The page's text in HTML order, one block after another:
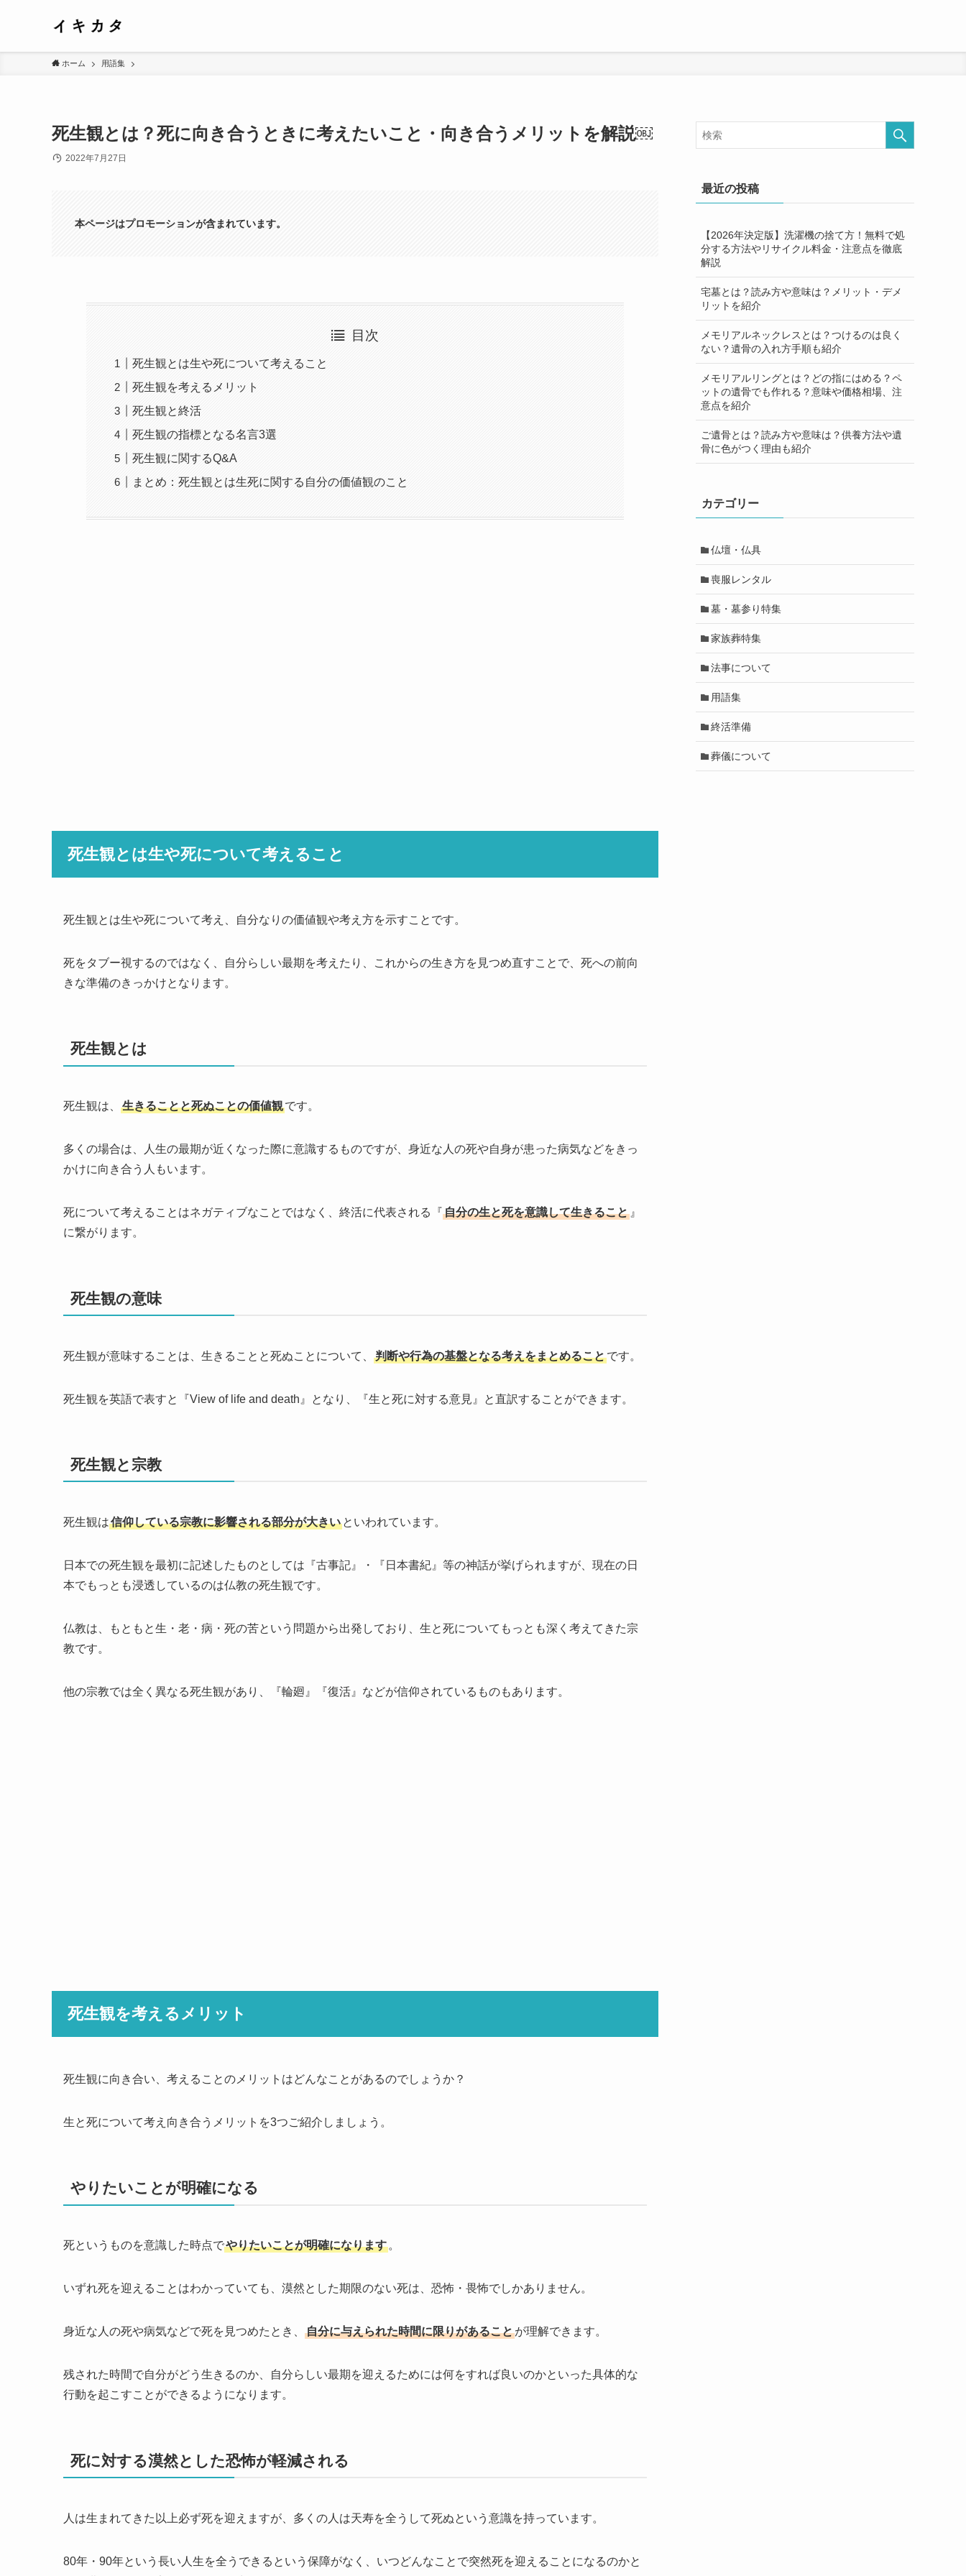
ホーム 用語集
死生観とは？死に向き合うときに考えたいこと・向き合うメリットを解説￼
2022年7月27日
本ページはプロモーションが含まれています。
目次
死生観とは生や死について考えること
死生観を考えるメリット
死生観と終活
死生観の指標となる名言3選
死生観に関するQ&A
まとめ：死生観とは生死に関する自分の価値観のこと
死生観とは生や死について考えること
死生観とは生や死について考え、自分なりの価値観や考え方を示すことです。
死をタブー視するのではなく、自分らしい最期を考えたり、これからの生き方を見つめ直すことで、死への前向
きな準備のきっかけとなります。
死生観とは
死生観は、 生きることと死ぬことの価値観です。
多くの場合は、人生の最期が近くなった際に意識するものですが、身近な人の死や自身が患った病気などをきっ
かけに向き合う人もいます。
死について考えることはネガティブなことではなく、終活に代表される『自分の生と死を意識して生きること 』
に繋がります。
死生観の意味
死生観が意味することは、生きることと死ぬことについて、 判断や行為の基盤となる考えをまとめることです。
死生観を英語で表すと『View of life and death』となり、『生と死に対する意見』と直訳することができます。
死生観と宗教
死生観は信仰している宗教に影響される部分が大きい といわれています。
日本での死生観を最初に記述したものとしては『古事記』・『日本書紀』等の神話が挙げられますが、現在の日
本でもっとも浸透しているのは仏教の死生観です。
仏教は、もともと生・老・病・死の苦という問題から出発しており、生と死についてもっとも深く考えてきた宗
教です。
他の宗教では全く異なる死生観があり、『輪廻』『復活』などが信仰されているものもあります。
死生観を考えるメリット
死生観に向き合い、考えることのメリットはどんなことがあるのでしょうか？
生と死について考え向き合うメリットを3つご紹介しましょう。
やりたいことが明確になる
死というものを意識した時点でやりたいことが明確になります 。
いずれ死を迎えることはわかっていても、漠然とした期限のない死は、恐怖・畏怖でしかありません。
身近な人の死や病気などで死を見つめたとき、 自分に与えられた時間に限りがあることが理解できます。
残された時間で自分がどう生きるのか、自分らしい最期を迎えるためには何をすれば良いのかといった具体的な
行動を起こすことができるようになります。
死に対する漠然とした恐怖が軽減される
人は生まれてきた以上必ず死を迎えますが、多くの人は天寿を全うして死ぬという意識を持っています。
80年・90年という長い人生を全うできるという保障がなく、いつどんなことで突然死を迎えることになるのかと
最近の投稿
【2026年決定版】洗濯機の捨て方！無料で処
分する方法やリサイクル料金・注意点を徹底
解説
宅墓とは？読み方や意味は？メリット・デメ
リットを紹介
メモリアルネックレスとは？つけるのは良く
ない？遺骨の入れ方手順も紹介
メモリアルリングとは？どの指にはめる？ペ
ットの遺骨でも作れる？意味や価格相場、注
意点を紹介
ご遺骨とは？読み方や意味は？供養方法や遺
骨に色がつく理由も紹介
カテゴリー
仏壇・仏具
喪服レンタル
墓・墓参り特集
家族葬特集
法事について
用語集
終活準備
葬儀について